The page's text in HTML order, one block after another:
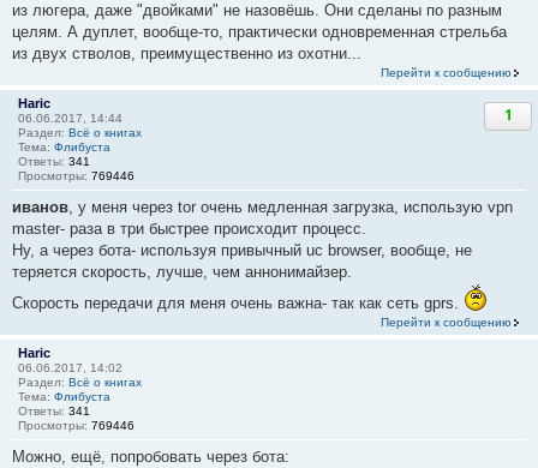
из люгера, даже "двойками" не назовёшь. Они сделаны по разным
целям. А дуплет, вообще-то, практически одновременная стрельба
из двух стволов, преимущественно из охотни...
Перейти к сообщению
Haric
06.06.2017, 14:44
Раздел: Всё о книгах
Тема: Флибуста
Ответы: 341
Просмотры: 769446
1
иванов, у меня через tor очень медленная загрузка, использую vpn
master- раза в три быстрее происходит процесс.
Ну, а через бота- используя привычный uc browser, вообще, не
теряется скорость, лучше, чем аннонимайзер.
Скорость передачи для меня очень важна- так как сеть gprs.
Перейти к сообщению
Haric
06.06.2017, 14:02
Раздел: Всё о книгах
Тема: Флибуста
Ответы: 341
Просмотры: 769446
Можно, ещё, попробовать через бота: